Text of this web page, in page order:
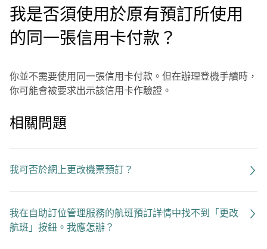
我是否須使用於原有預訂所使用
的同一張信用卡付款？
你並不需要使用同一張信用卡付款。但在辦理登機手續時，
你可能會被要求出示該信用卡作驗證。
相關問題
我可否於網上更改機票預訂？
我在自助訂位管理服務的航班預訂詳情中找不到「更改
航班」按鈕。我應怎辦？